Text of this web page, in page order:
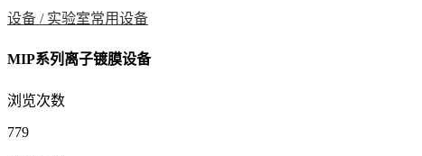
设备 / 实验室常用设备
MIP系列离子镀膜设备
浏览次数
779